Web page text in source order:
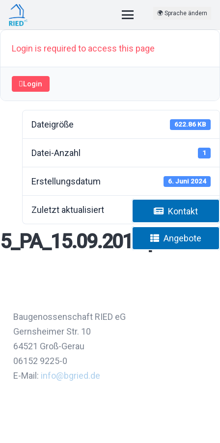
🌍 Sprache ändern
Login is required to access this page
Login
Dateigröße 622.86 KB
Datei-Anzahl 1
Erstellungsdatum 6. Juni 2024
Zuletzt aktualisiert 6. Juni 2024
5_PA_15.09.2014.pdf
Kontakt
Angebote
Baugenossenschaft RIED eG
Gernsheimer Str. 10
64521 Groß-Gerau
06152 9225-0
E-Mail: info@bgried.de